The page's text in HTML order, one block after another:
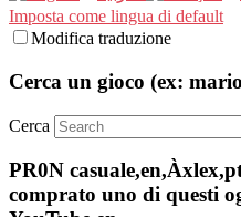
Imposta come lingua di default
Modifica traduzione
Cerca un gioco (ex:
Cerca
PR0N
comprato uno di questi